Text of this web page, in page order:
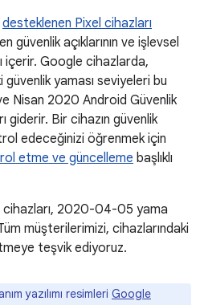
desteklenen Pixel cihazları
güvenlik açıklarının ve işlevsel
içerir. Google cihazlarda,
yaması seviyeleri bu
Nisan 2020 Android Güvenlik
giderir. Bir cihazın güvenlik
edeceğinizi öğrenmek için
etme ve güncelleme başlıklı
2020-04-05 yama
müşterilerimizi, cihazlarındaki
teşvik ediyoruz.
yazılımı resimleri Google